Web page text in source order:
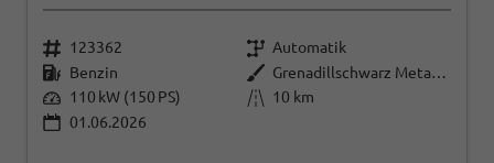
123362
Automatik
Benzin
Grenadillschwarz Metallic
110 kW (150 PS)
10 km
01.06.2026